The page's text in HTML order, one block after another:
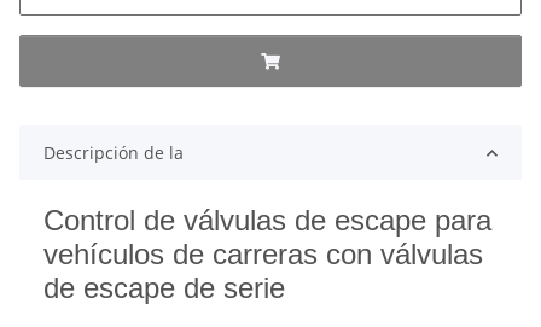
Descripción de la
Control de válvulas de escape para
vehículos de carreras con válvulas
de escape de serie